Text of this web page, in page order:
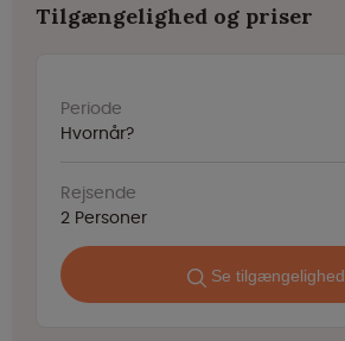
Tilgængelighed og priser
Periode
Hvornår?
Rejsende
2 Personer
Se tilgængelighed